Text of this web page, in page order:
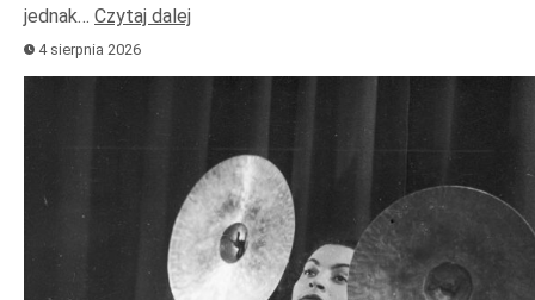
jednak… Czytaj dalej
4 sierpnia 2026